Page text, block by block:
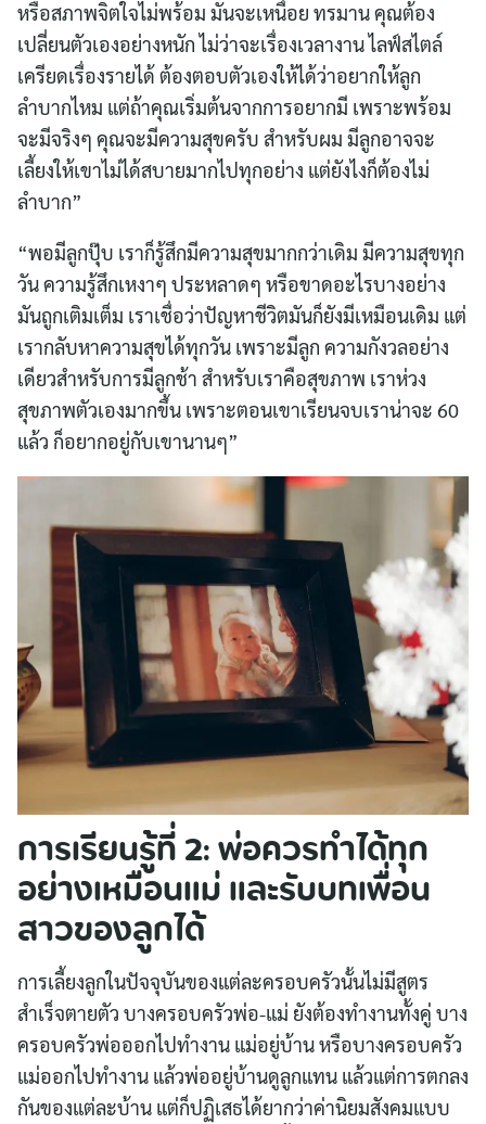
หรือสภาพจิตใจไม่พร้อม มันจะเหนื่อย ทรมาน คุณต้อง
เปลี่ยนตัวเองอย่างหนัก ไม่ว่าจะเรื่องเวลางาน ไลฟ์สไตล์
เครียดเรื่องรายได้ ต้องตอบตัวเองให้ได้ว่าอยากให้ลูก
ลำบากไหม แต่ถ้าคุณเริ่มต้นจากการอยากมี เพราะพร้อม
จะมีจริงๆ คุณจะมีความสุขครับ สำหรับผม มีลูกอาจจะ
เลี้ยงให้เขาไม่ได้สบายมากไปทุกอย่าง แต่ยังไงก็ต้องไม่
ลำบาก”
“พอมีลูกปุ๊บ เราก็รู้สึกมีความสุขมากกว่าเดิม มีความสุขทุก
วัน ความรู้สึกเหงาๆ ประหลาดๆ หรือขาดอะไรบางอย่าง
มันถูกเติมเต็ม เราเชื่อว่าปัญหาชีวิตมันก็ยังมีเหมือนเดิม แต่
เรากลับหาความสุขได้ทุกวัน เพราะมีลูก ความกังวลอย่าง
เดียวสำหรับการมีลูกช้า สำหรับเราคือสุขภาพ เราห่วง
สุขภาพตัวเองมากขึ้น เพราะตอนเขาเรียนจบเราน่าจะ 60
แล้ว ก็อยากอยู่กับเขานานๆ”
การเรียนรู้ที่ 2: พ่อควรทำได้ทุก
อย่างเหมือนแม่ และรับบทเพื่อน
สาวของลูกได้
การเลี้ยงลูกในปัจจุบันของแต่ละครอบครัวนั้นไม่มีสูตร
สำเร็จตายตัว บางครอบครัวพ่อ-แม่ ยังต้องทำงานทั้งคู่ บาง
ครอบครัวพ่อออกไปทำงาน แม่อยู่บ้าน หรือบางครอบครัว
แม่ออกไปทำงาน แล้วพ่ออยู่บ้านดูลูกแทน แล้วแต่การตกลง
กันของแต่ละบ้าน แต่ก็ปฏิเสธได้ยากว่าค่านิยมสังคมแบบ